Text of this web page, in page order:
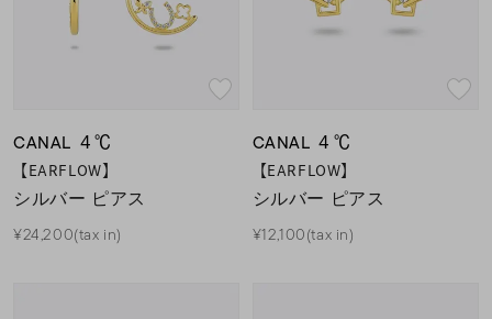
CANAL ４℃
【EARFLOW】
シルバー ピアス
¥24,200(tax in)
CANAL ４℃
【EARFLOW】
シルバー ピアス
¥12,100(tax in)